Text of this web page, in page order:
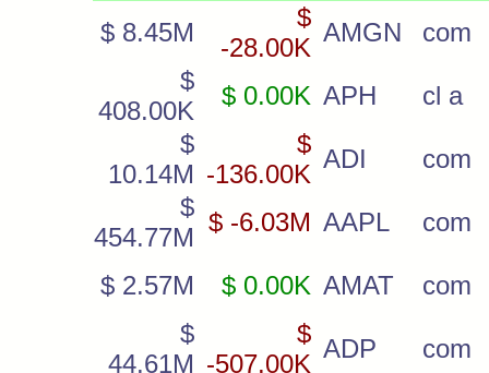
$ 8.45M
$
-28.00K
AMGN
com
$
408.00K
$ 0.00K APH
cl a
$
10.14M
$
-136.00K
ADI
com
$
454.77M
$ -6.03M AAPL com
$ 2.57M $ 0.00K AMAT
com
$
44.61M
$
-507.00K
ADP
com